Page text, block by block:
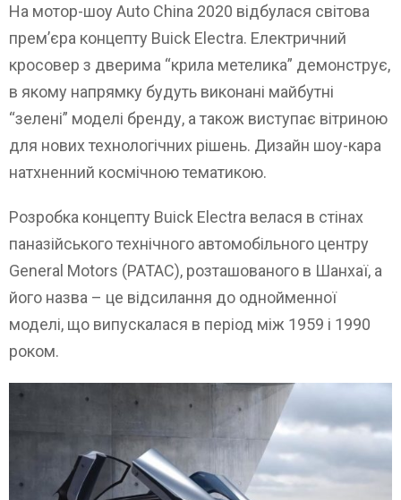
На мотор-шоу Auto China 2020 відбулася світова
прем’єра концепту Buick Electra. Електричний
кросовер з дверима “крила метелика” демонструє,
в якому напрямку будуть виконані майбутні
“зелені” моделі бренду, а також виступає вітриною
для нових технологічних рішень. Дизайн шоу-кара
натхненний космічною тематикою.
Розробка концепту Buick Electra велася в стінах
паназійського технічного автомобільного центру
General Motors (PATAC), розташованого в Шанхаї, а
його назва – це відсилання до однойменної
моделі, що випускалася в період між 1959 і 1990
роком.